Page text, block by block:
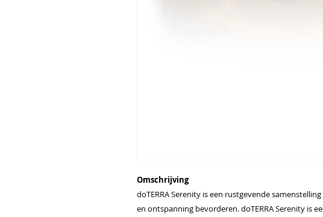
Omschrijving
doTERRA Serenity is een rustgevende
en ontspanning bevorderen. doTERRA Serenity is